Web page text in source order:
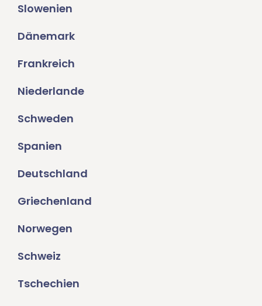
Slowenien
Dänemark
Frankreich
Niederlande
Schweden
Spanien
Deutschland
Griechenland
Norwegen
Schweiz
Tschechien